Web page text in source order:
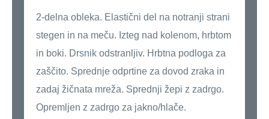
2-delna obleka. Elastični del na notranji strani
stegen in na meču. Izteg nad kolenom, hrbtom
in boki. Drsnik odstranljiv. Hrbtna podloga za
zaščito. Sprednje odprtine za dovod zraka in
zadaj žičnata mreža. Sprednji žepi z zadrgo.
Opremljen z zadrgo za jakno/hlače.